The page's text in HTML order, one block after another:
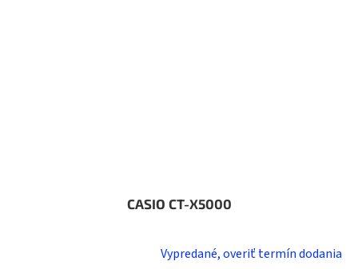
CASIO CT-X5000
Vypredané, overiť termín dodania